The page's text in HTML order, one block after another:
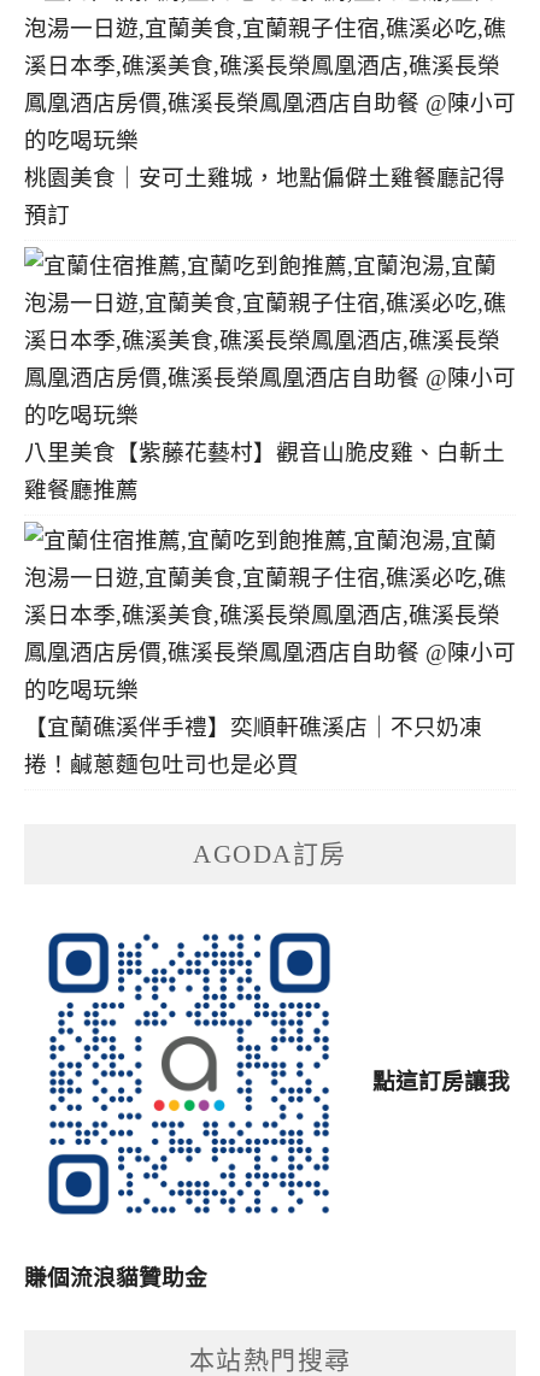
桃園美食｜安可土雞城，地點偏僻土雞餐廳記得
預訂
八里美食【紫藤花藝村】觀音山脆皮雞、白斬土
雞餐廳推薦
【宜蘭礁溪伴手禮】奕順軒礁溪店｜不只奶凍
捲！鹹蔥麵包吐司也是必買
AGODA訂房
點這訂房讓我
賺個流浪貓贊助金
本站熱門搜尋